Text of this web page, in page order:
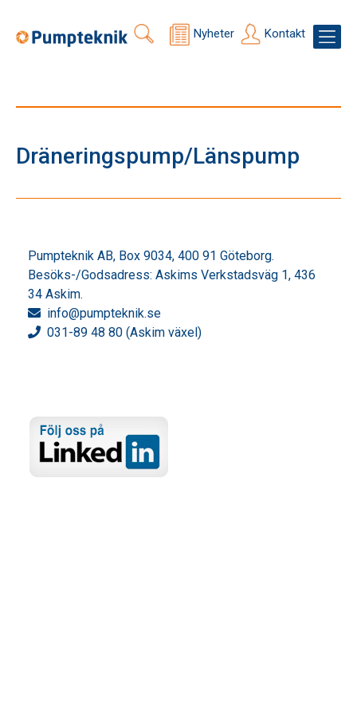
Nyheter Kontakt
Dräneringspump/Länspump
Pumpteknik AB, Box 9034, 400 91 Göteborg.
Besöks-/Godsadress: Askims Verkstadsväg 1, 436
34 Askim.
info@pumpteknik.se
031-89 48 80 (Askim växel)